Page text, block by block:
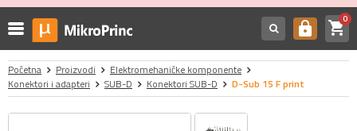
https shopping_cart0
Početna Proizvodi
Elektromehaničke komponente
Konektori i adapteri
SUB-D Konektori SUB-D D-Sub 15 F print